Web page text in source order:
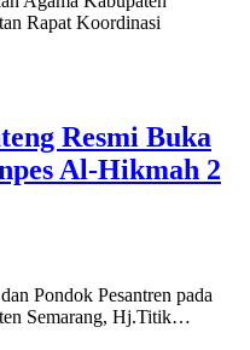
Rapat Koordinasi
Resmi Buka
Al-Hikmah 2
Pondok Pesantren pada
Semarang, Hj.Titik…